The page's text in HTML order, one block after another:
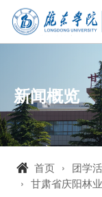
新闻概览
首页 团学
甘肃省庆阳林